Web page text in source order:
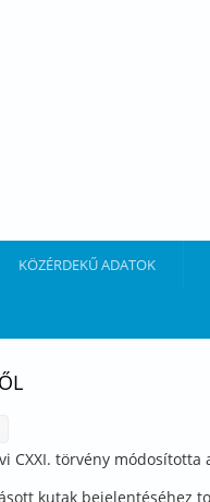
KÖZÉRDEKŰ ADATOK
CXXI. törvény módosította
kutak bejelentéséhez